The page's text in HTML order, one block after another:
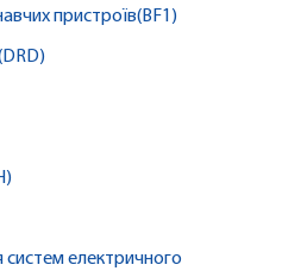
пристроїв(BF1)
систем електричного